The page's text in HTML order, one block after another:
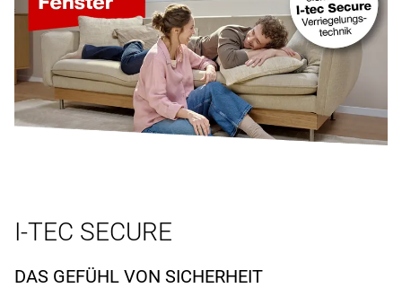
I-TEC SECURE
DAS GEFÜHL VON SICHERHEIT